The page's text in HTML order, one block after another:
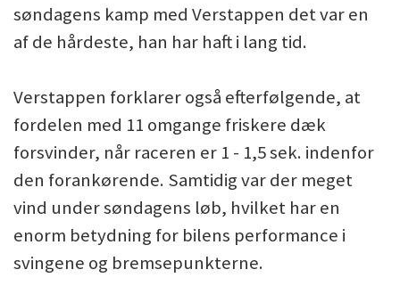
søndagens kamp med Verstappen det var en
af de hårdeste, han har haft i lang tid.
Verstappen forklarer også efterfølgende, at
fordelen med 11 omgange friskere dæk
forsvinder, når raceren er 1 - 1,5 sek. indenfor
den forankørende. Samtidig var der meget
vind under søndagens løb, hvilket har en
enorm betydning for bilens performance i
svingene og bremsepunkterne.